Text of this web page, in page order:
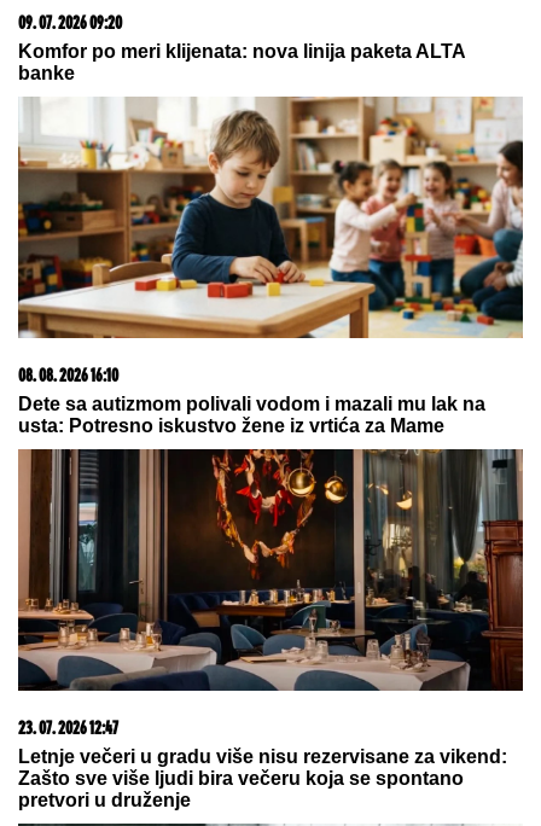
09. 07. 2026 09:20
Komfor po meri klijenata: nova linija paketa ALTA
banke
08. 08. 2026 16:10
Dete sa autizmom polivali vodom i mazali mu lak na
usta: Potresno iskustvo žene iz vrtića za Mame
23. 07. 2026 12:47
Letnje večeri u gradu više nisu rezervisane za vikend:
Zašto sve više ljudi bira večeru koja se spontano
pretvori u druženje